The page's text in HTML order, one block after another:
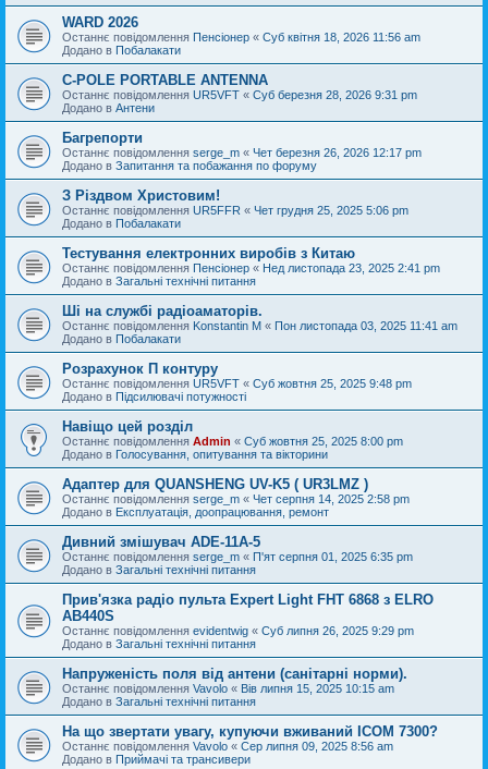
WARD 2026
Останнє повідомлення Пенсіонер « Суб квітня 18, 2026 11:56 am
Додано в Побалакати
C-POLE PORTABLE ANTENNA
Останнє повідомлення UR5VFT « Суб березня 28, 2026 9:31 pm
Додано в Антени
Багрепорти
Останнє повідомлення serge_m « Чет березня 26, 2026 12:17 pm
Додано в Запитання та побажання по форуму
З Різдвом Христовим!
Останнє повідомлення UR5FFR « Чет грудня 25, 2025 5:06 pm
Додано в Побалакати
Тестування електронних виробів з Китаю
Останнє повідомлення Пенсіонер « Нед листопада 23, 2025 2:41 pm
Додано в Загальні технічні питання
Ші на службі радіоаматорів.
Останнє повідомлення Konstantin M « Пон листопада 03, 2025 11:41 am
Додано в Побалакати
Розрахунок П контуру
Останнє повідомлення UR5VFT « Суб жовтня 25, 2025 9:48 pm
Додано в Підсилювачі потужності
Навіщо цей розділ
Останнє повідомлення Admin « Суб жовтня 25, 2025 8:00 pm
Додано в Голосування, опитування та вікторини
Адаптер для QUANSHENG UV-K5 ( UR3LMZ )
Останнє повідомлення serge_m « Чет серпня 14, 2025 2:58 pm
Додано в Експлуатація, доопрацювання, ремонт
Дивний змішувач ADE-11A-5
Останнє повідомлення serge_m « П'ят серпня 01, 2025 6:35 pm
Додано в Загальні технічні питання
Прив'язка радіо пульта Expert Light FHT 6868 з ELRO
AB440S
Останнє повідомлення evidentwig « Суб липня 26, 2025 9:29 pm
Додано в Загальні технічні питання
Напруженість поля від антени (санітарні норми).
Останнє повідомлення Vavolo « Вів липня 15, 2025 10:15 am
Додано в Загальні технічні питання
На що звертати увагу, купуючи вживаний ICOM 7300?
Останнє повідомлення Vavolo « Сер липня 09, 2025 8:56 am
Додано в Приймачі та трансивери